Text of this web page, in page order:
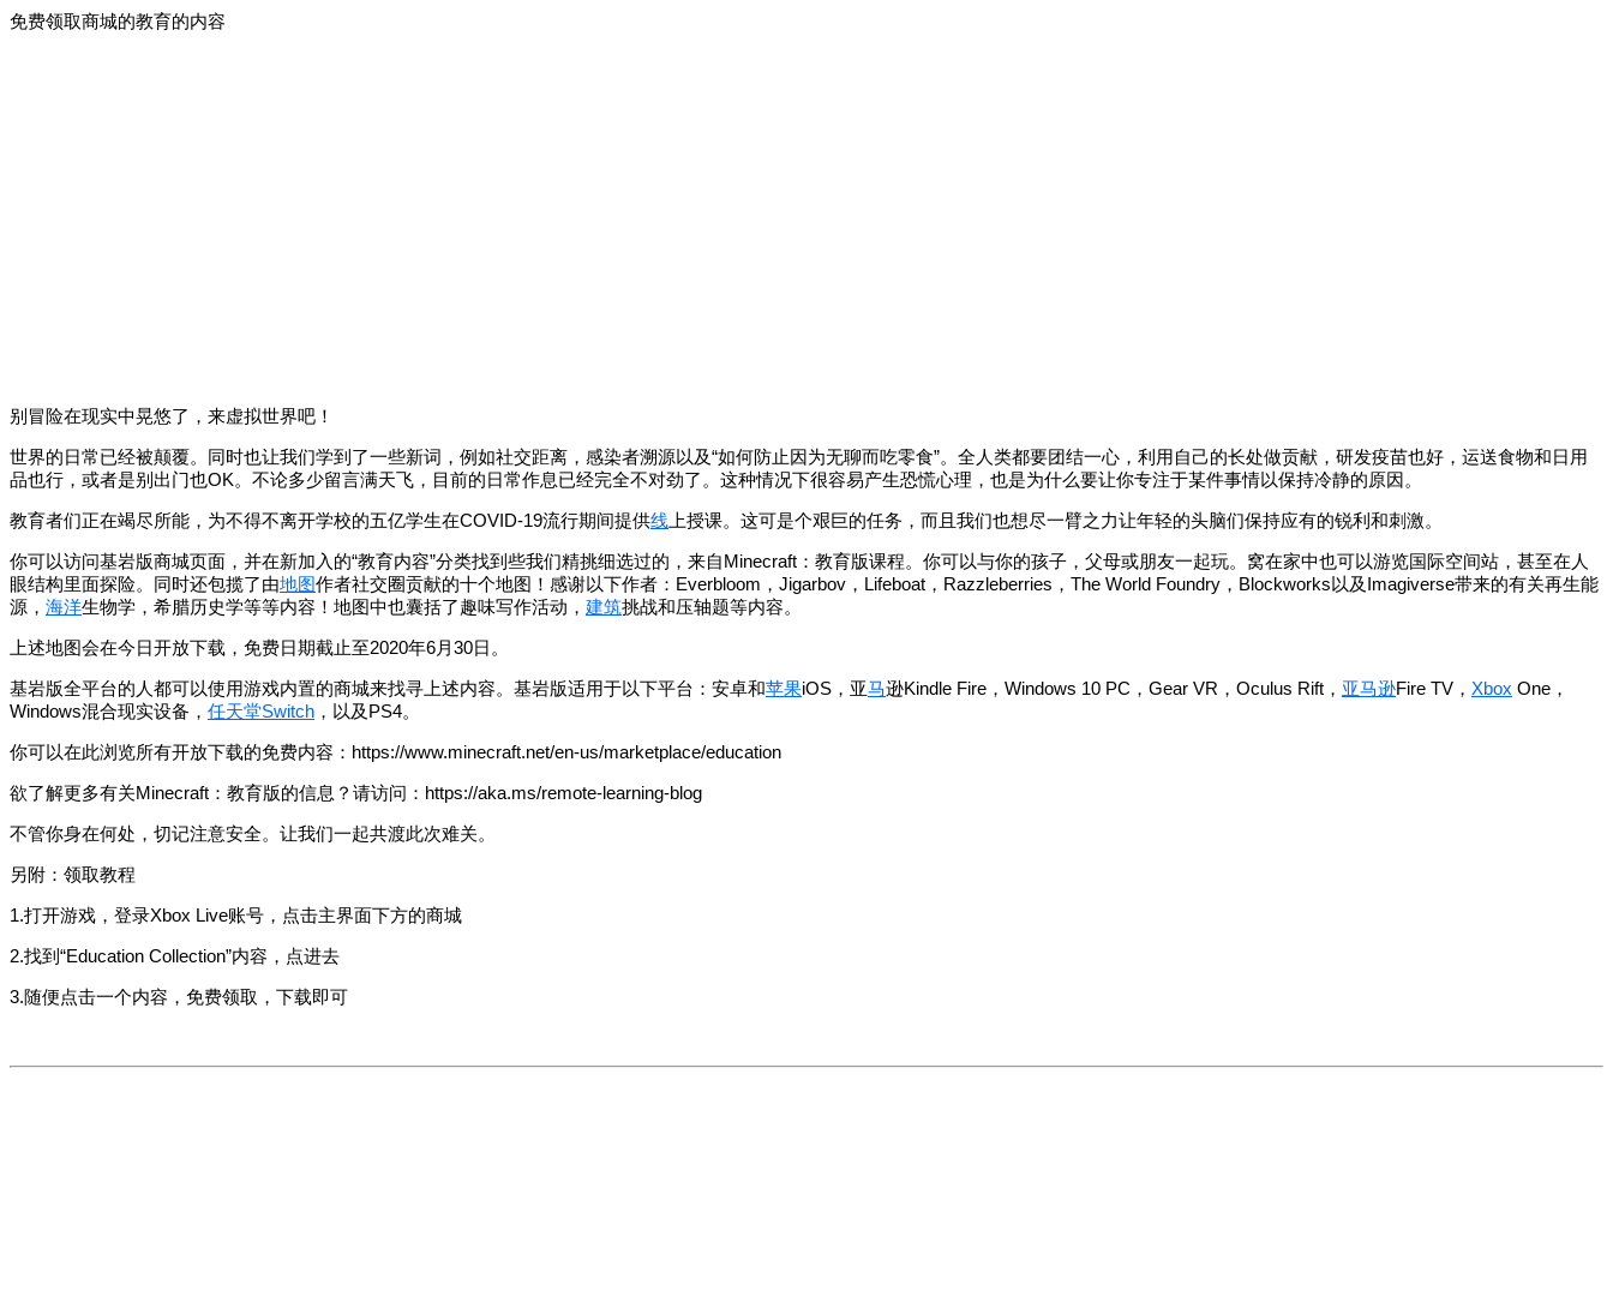
免费领取商城的教育的内容
别冒险在现实中晃悠了，来虚拟世界吧！
世界的日常已经被颠覆。同时也让我们学到了一些新词，例如社交距离，感染者溯源以及“如何防止因为无聊而吃零食”。全人类都要团结一心，利用自己的长处做贡献，研发疫苗也好，运送食物和日用
品也行，或者是别出门也OK。不论多少留言满天飞，目前的日常作息已经完全不对劲了。这种情况下很容易产生恐慌心理，也是为什么要让你专注于某件事情以保持冷静的原因。
教育者们正在竭尽所能，为不得不离开学校的五亿学生在COVID-19流行期间提供线 上授课。这可是个艰巨的任务，而且我们也想尽一臂之力让年轻的头脑们保持应有的锐利和刺激。
你可以访问基岩版商城页面，并在新加入的“教育内容”分类找到些我们精挑细选过的，来自Minecraft：教育版课程。你可以与你的孩子，父母或朋友一起玩。窝在家中也可以游览国际空间站，甚至在人
眼结构里面探险。同时还包揽了由地图作者社交圈贡献的十个地图！感谢以下作者：Everbloom，Jigarbov，Lifeboat，Razzleberries，The World Foundry，Blockworks以及Imagiverse带来的有关再生能
源， 海洋生物学，希腊历史学等等内容！地图中也囊括了趣味写作活动， 建筑挑战和压轴题等内容。
上述地图会在今日开放下载，免费日期截止至2020年6月30日。
基岩版全平台的人都可以使用游戏内置的商城来找寻上述内容。基岩版适用于以下平台：安卓和苹果iOS，亚马逊Kindle Fire，Windows 10 PC，Gear VR，Oculus Rift， 亚马逊Fire TV， Xbox One，
Windows混合现实设备， 任天堂Switch ，以及PS4。
你可以在此浏览所有开放下载的免费内容：https://www.minecraft.net/en-us/marketplace/education
欲了解更多有关Minecraft：教育版的信息？请访问：https://aka.ms/remote-learning-blog
不管你身在何处，切记注意安全。让我们一起共渡此次难关。
另附：领取教程
1.打开游戏，登录Xbox Live账号，点击主界面下方的商城
2.找到“Education Collection”内容，点进去
3.随便点击一个内容，免费领取，下载即可